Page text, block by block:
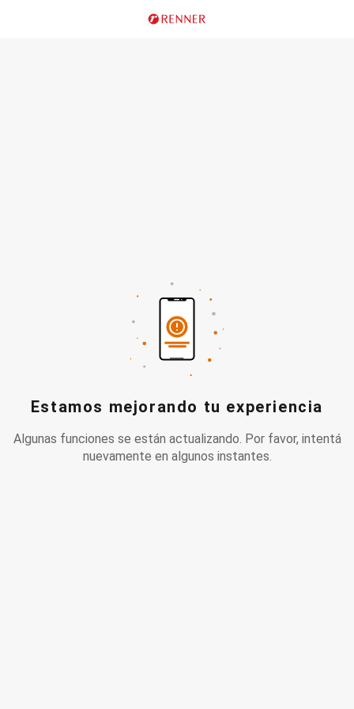
Estamos mejorando tu experiencia
Algunas funciones se están actualizando. Por favor, intentá
nuevamente en algunos instantes.